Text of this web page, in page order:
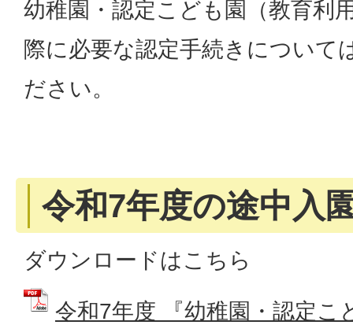
幼稚園・認定こども園（教育利
際に必要な認定手続きについて
ださい。
令和7年度の途中入
ダウンロードはこちら
令和7年度 『幼稚園・認定こ